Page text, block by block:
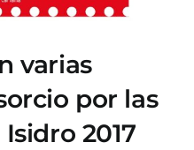
varias
por las
2017